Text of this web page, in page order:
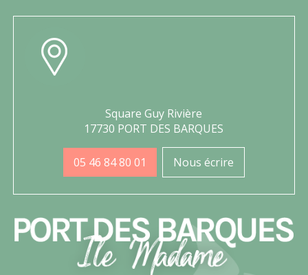
Square Guy Rivière
17730 PORT DES BARQUES
05 46 84 80 01 Nous écrire